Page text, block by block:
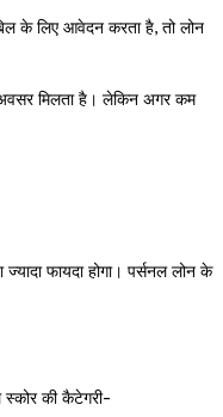
के लिए आवेदन करता है, तो लोन
मिलता है। लेकिन अगर कम
फायदा होगा। पर्सनल लोन के
स्कोर की कैटेगरी-